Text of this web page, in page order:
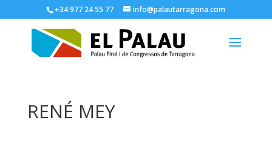
+34 977 24 55 77 info@palautarragona.com
RENÉ MEY